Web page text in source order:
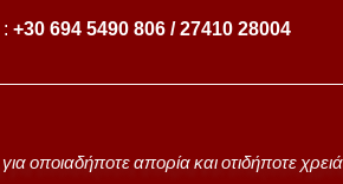
+30 694 5490 806 / 27410 28004
οποιαδήποτε απορία και οτιδήποτε